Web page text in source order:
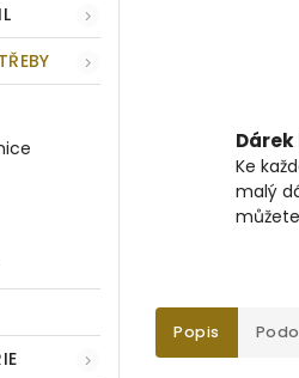
Ke
malý
Popis